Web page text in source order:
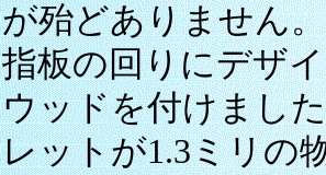
が殆どありません
指板の回りにデザ
ウッドを付けまし
レットが1.3ミリの